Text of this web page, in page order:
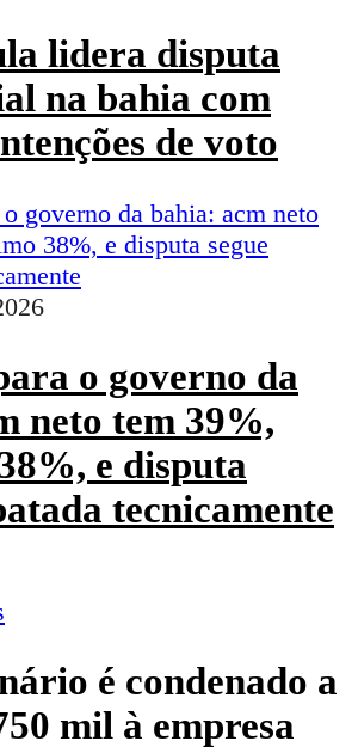
lidera disputa
na bahia com
de voto
o governo da
neto tem 39%,
e disputa
tecnicamente
é condenado a
mil à empresa